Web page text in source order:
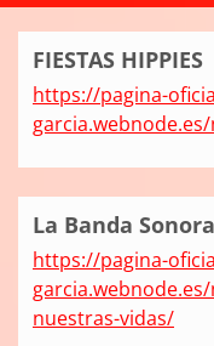
FIESTAS HIPPIES
https://pagina-
La Banda
https://pagina-
nuestras-vidas/